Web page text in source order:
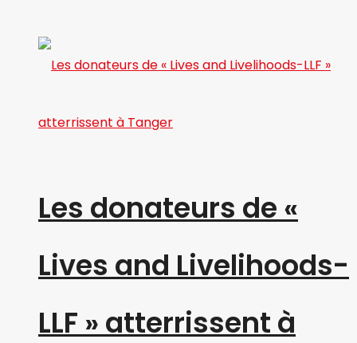
Les donateurs de «
Lives and Livelihoods-
LLF » atterrissent à